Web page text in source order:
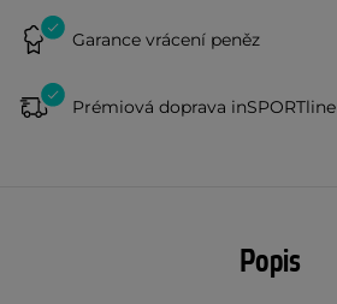
Garance vrácení peněz
Prémiová doprava inSPORTline
Popis